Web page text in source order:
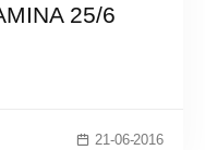
25/6
21-06-2016